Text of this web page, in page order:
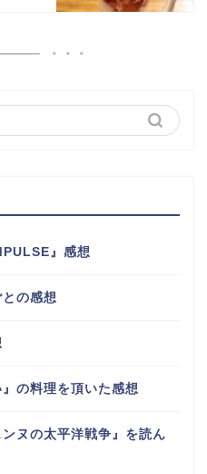
』感想
の感想
』の料理を頂いた感想
ヌの太平洋戦争』を読ん